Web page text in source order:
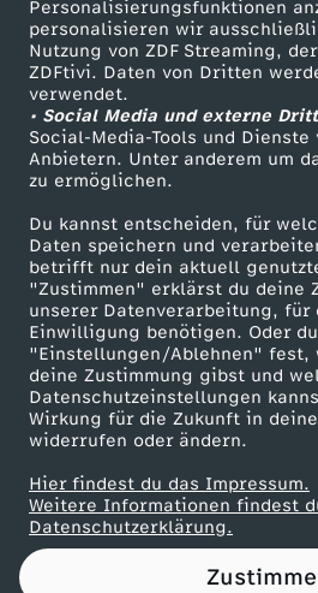
Personalisierungsfunktionen
personalisieren wir
Nutzung von ZDF Streaming,
ZDFtivi. Daten von Dritten
verwendet.
• Social Media und externe
Social-Media-Tools und Dienste
Anbietern. Unter anderem um
zu ermöglichen.
Du kannst entscheiden, für
Daten speichern und
betrifft nur dein aktuell
"Zustimmen" erklärst du deine
unserer Datenverarbeitung, für
Einwilligung benötigen. Oder
"Einstellungen/Ablehnen" fest,
deine Zustimmung gibst und
Datenschutzeinstellungen
Wirkung für die Zukunft in
widerrufen oder ändern.
Hier findest du das Impressum.
Weitere Informationen findest
Datenschutzerklärung.
u
r
m
e
l
d
e
t
d
r
ZDF Unternehmen
Karriere
ZDF goes Schule
Werbefernsehen
Mainzelmännchen
Partner